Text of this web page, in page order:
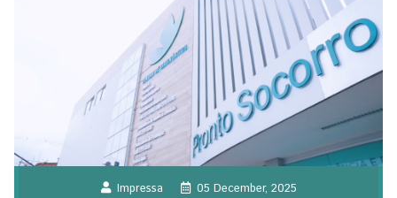
Impressa 05 December, 2025